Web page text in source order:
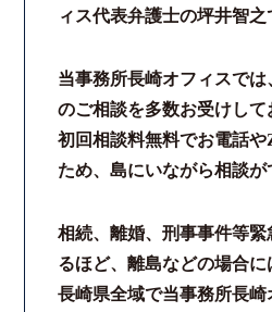
ィス代表弁護士の坪井智之
当事務所長崎オフィスで
のご相談を多数お受けして
初回相談料無料でお電話や
ため、島にいながら相談が
相続、離婚、刑事事件等
るほど、離島などの場合に
長崎県全域で当事務所長